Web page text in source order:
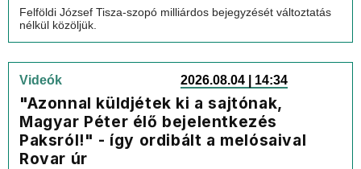
Felföldi József Tisza-szopó milliárdos bejegyzését változtatás
nélkül közöljük.
Videók 2026.08.04 | 14:34
"Azonnal küldjétek ki a sajtónak,
Magyar Péter élő bejelentkezés
Paksról!" - így ordibált a melósaival
Rovar úr